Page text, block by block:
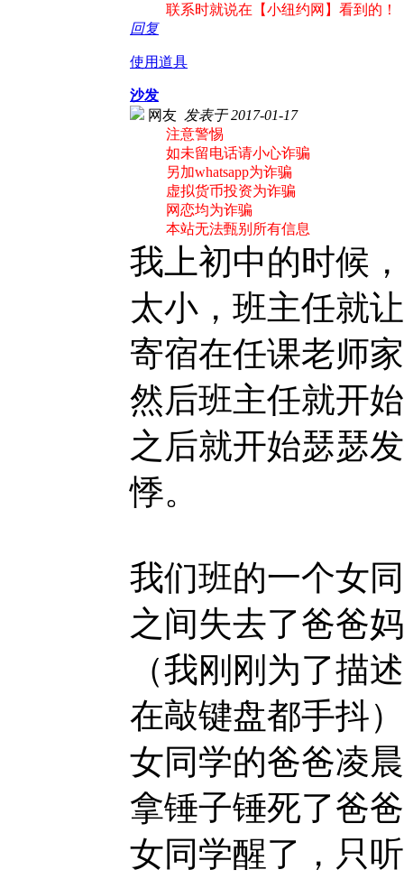
联系时就说在【小纽约网】看到的！
回复
使用道具
沙发
网友 发表于 2017-01-17
注意警惕
如未留电话请小心诈骗
另加whatsapp为诈骗
虚拟货币投资为诈骗
网恋均为诈骗
本站无法甄别所有信息
我上初中的时候
太小，班主任就
寄宿在任课老师
然后班主任就开
之后就开始瑟瑟
悸。
我们班的一个女
之间失去了爸爸
（我刚刚为了描
在敲键盘都手抖）
女同学的爸爸凌
拿锤子锤死了爸
女同学醒了，只